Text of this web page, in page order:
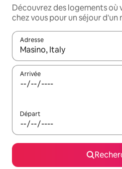
Découvrez des logements où
chez vous pour un séjour d'un
Adresse
Lorsque les résultats
Arrivée
Départ